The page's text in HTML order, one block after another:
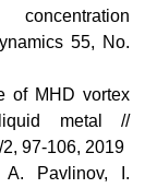
55, No.
of MHD vortex
metal //
97-106, 2019
A. Pavlinov, I.